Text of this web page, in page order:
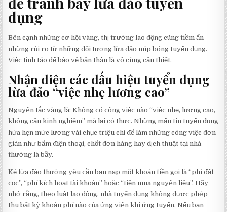
dụng
Bên cạnh những cơ hội vàng, thị trường lao động cũng tiềm ẩn
những rủi ro từ những đối tượng lừa đảo núp bóng tuyển dụng.
Việc tỉnh táo để bảo vệ bản thân là vô cùng cần thiết.
Nhận diện các dấu hiệu tuyển dụng
lừa đảo “việc nhẹ lương cao”
Nguyên tắc vàng là: Không có công việc nào “việc nhẹ, lương cao,
không cần kinh nghiệm” mà lại có thực. Những mẩu tin tuyển dụng
hứa hẹn mức lương vài chục triệu chỉ để làm những công việc đơn
giản như bấm điện thoại, chốt đơn hàng hay dịch thuật tại nhà
thường là bẫy.
Kẻ lừa đảo thường yêu cầu bạn nạp một khoản tiền gọi là “phí đặt
cọc”, “phí kích hoạt tài khoản” hoặc “tiền mua nguyên liệu”. Hãy
nhớ rằng, theo luật lao động, nhà tuyển dụng không được phép
thu bất kỳ khoản phí nào của ứng viên khi ứng tuyển. Nếu bạn